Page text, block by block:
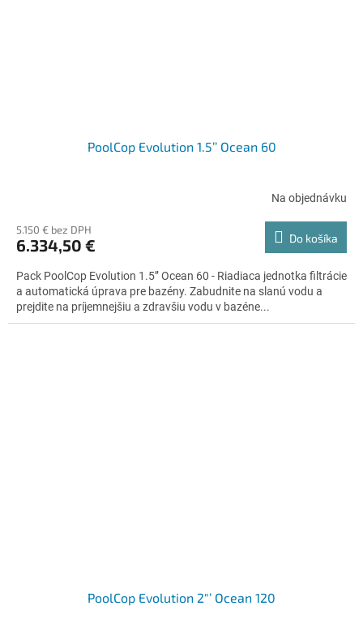
PoolCop Evolution 1.5’’ Ocean 60
Na objednávku
5.150 € bez DPH
6.334,50 € Do košíka
Pack PoolCop Evolution 1.5’’ Ocean 60 - Riadiaca jednotka filtrácie
a automatická úprava pre bazény. Zabudnite na slanú vodu a
prejdite na príjemnejšiu a zdravšiu vodu v bazéne...
PoolCop Evolution 2"’ Ocean 120